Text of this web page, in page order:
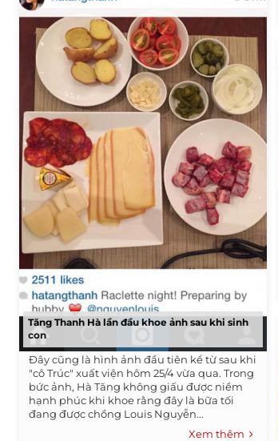
Tăng Thanh Hà lần đầu khoe ảnh sau khi sinh
con
Đây cũng là hình ảnh đầu tiên kể từ sau khi
"cô Trúc" xuất viện hôm 25/4 vừa qua. Trong
bức ảnh, Hà Tăng không giấu được niềm
hạnh phúc khi khoe rằng đây là bữa tối
đang được chồng Louis Nguyễn...
Xem thêm